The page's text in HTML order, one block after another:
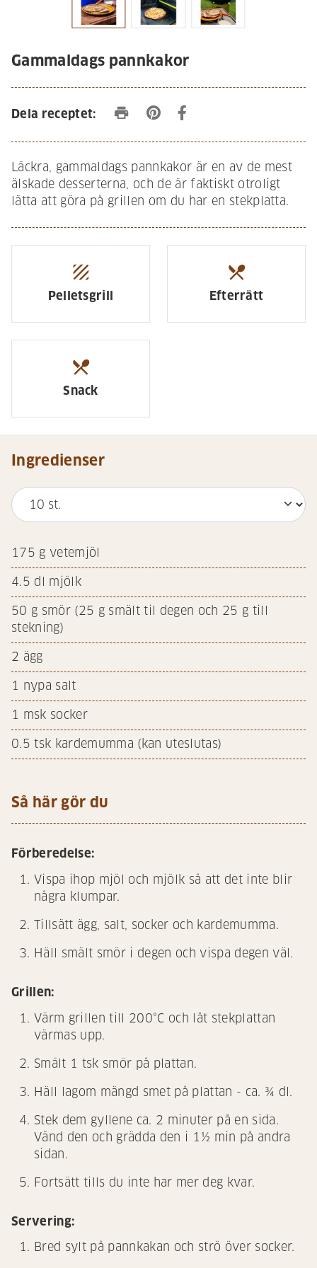
Gammaldags pannkakor
Dela receptet: print
Läckra, gammaldags pannkakor är en av de mest
älskade desserterna, och de är faktiskt otroligt
lätta att göra på grillen om du har en stekplatta.
texture
Pelletsgrill
restaurant_menu
Efterrätt
restaurant_menu
Snack
Ingredienser
175 g vetemjöl
4.5 dl mjölk
50 g smör (25 g smält til degen och 25 g till
stekning)
2 ägg
1 nypa salt
1 msk socker
0.5 tsk kardemumma (kan uteslutas)
Så här gör du
Förberedelse:
Vispa ihop mjöl och mjölk så att det inte blir
några klumpar.
Tillsätt ägg, salt, socker och kardemumma.
Häll smält smör i degen och vispa degen väl.
Grillen:
Värm grillen till 200°C och låt stekplattan
värmas upp.
Smält 1 tsk smör på plattan.
Häll lagom mängd smet på plattan - ca. ¾ dl.
Stek dem gyllene ca. 2 minuter på en sida.
Vänd den och grädda den i 1½ min på andra
sidan.
Fortsätt tills du inte har mer deg kvar.
Servering:
Bred sylt på pannkakan och strö över socker.